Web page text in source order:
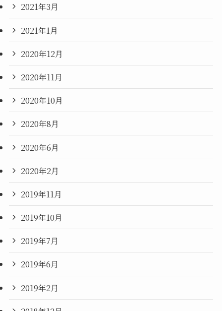
2021年3月
2021年1月
2020年12月
2020年11月
2020年10月
2020年8月
2020年6月
2020年2月
2019年11月
2019年10月
2019年7月
2019年6月
2019年2月